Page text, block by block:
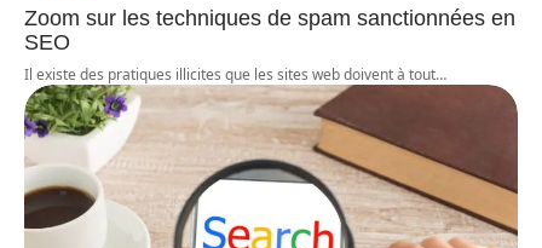
Zoom sur les techniques de spam sanctionnées en
SEO
Il existe des pratiques illicites que les sites web doivent à tout…